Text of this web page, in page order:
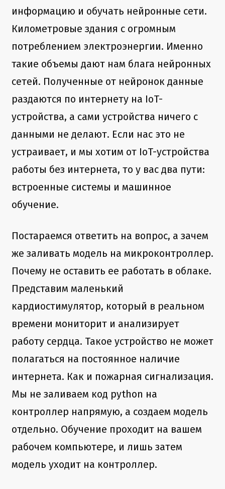
информацию и обучать нейронные сети.
Километровые здания с огромным
потреблением электроэнергии. Именно
такие объемы дают нам блага нейронных
сетей. Полученные от нейронок данные
раздаются по интернету на IoT-
устройства, а сами устройства ничего с
данными не делают. Если нас это не
устраивает, и мы хотим от IoT-устройства
работы без интернета, то у вас два пути:
встроенные системы и машинное
обучение.
Постараемся ответить на вопрос, а зачем
же заливать модель на микроконтроллер.
Почему не оставить ее работать в облаке.
Представим маленький
кардиостимулятор, который в реальном
времени мониторит и анализирует
работу сердца. Такое устройство не может
полагаться на постоянное наличие
интернета. Как и пожарная сигнализация.
Мы не заливаем код python на
контроллер напрямую, а создаем модель
отдельно. Обучение проходит на вашем
рабочем компьютере, и лишь затем
модель уходит на контроллер.